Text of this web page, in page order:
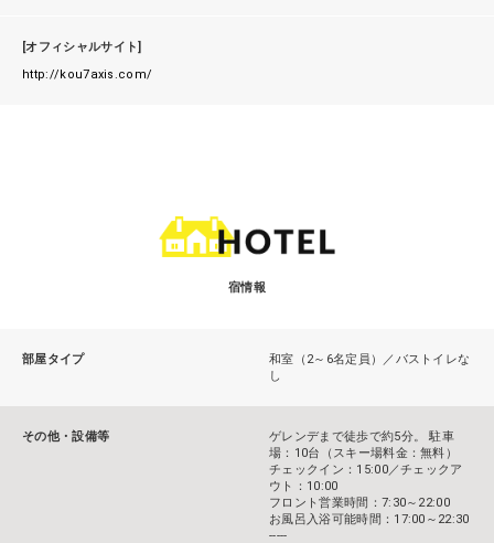
[オフィシャルサイト]
http://kou7axis.com/
宿情報
部屋タイプ
和室（2～6名定員）／バストイレな
し
その他・設備等
ゲレンデまで徒歩で約5分。 駐車
場：10台（スキー場料金：無料）
チェックイン：15:00／チェックア
ウト：10:00
フロント営業時間：7:30～22:00
お風呂入浴可能時間：17:00～22:30
-----